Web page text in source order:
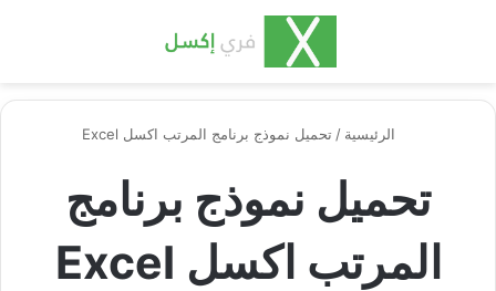
الرئيسية / تحميل نموذج برنامج المرتب اكسل Excel
تحميل نموذج برنامج
المرتب اكسل Excel